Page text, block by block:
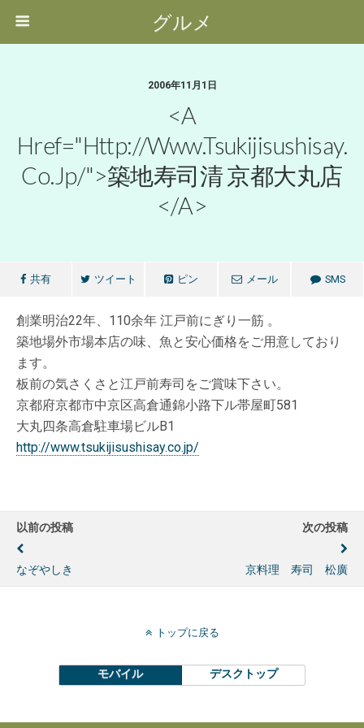
グルメ
2006年11月1日
<a
Href="http://www.tsukijisushisay.
Co.jp/">築地寿司清 京都大丸店
</a>
共有 ツイート ピン メール SMS
創業明治22年、110余年 江戸前にぎり一筋 。
築地場外市場本店の味、魚と安心価格をご用意しており
ます。
板前の気さくさと江戸前寿司をご賞味下さい。
京都府京都市中京区高倉通錦小路下ル帯屋町581
大丸四条高倉駐車場ビルB1
http://www.tsukijisushisay.co.jp/
以前の投稿
なぞやしき
次の投稿
京料理 寿司 松廣
トップに戻る
モバイル デスクトップ